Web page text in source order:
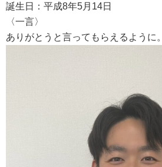
誕生日：平成8年5月14日
〈一言〉
ありがとうと言ってもらえるように。